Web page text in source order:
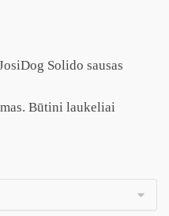
Solido sausas
Būtini laukeliai